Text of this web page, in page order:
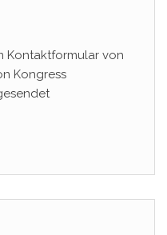
Kontaktformular von
Kongress